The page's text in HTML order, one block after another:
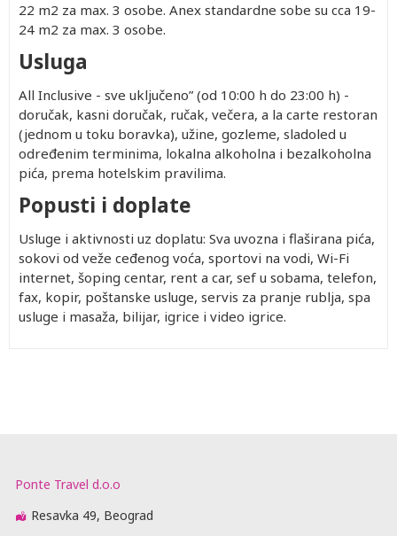
22 m2 za max. 3 osobe. Anex standardne sobe su cca 19-
24 m2 za max. 3 osobe.
Usluga
All Inclusive - sve uključeno” (od 10:00 h do 23:00 h) -
doručak, kasni doručak, ručak, večera, a la carte restoran
(jednom u toku boravka), užine, gozleme, sladoled u
određenim terminima, lokalna alkoholna i bezalkoholna
pića, prema hotelskim pravilima.
Popusti i doplate
Usluge i aktivnosti uz doplatu: Sva uvozna i flaširana pića,
sokovi od veže ceđenog voća, sportovi na vodi, Wi-Fi
internet, šoping centar, rent a car, sef u sobama, telefon,
fax, kopir, poštanske usluge, servis za pranje rublja, spa
usluge i masaža, bilijar, igrice i video igrice.
Ponte Travel d.o.o
Resavka 49, Beograd